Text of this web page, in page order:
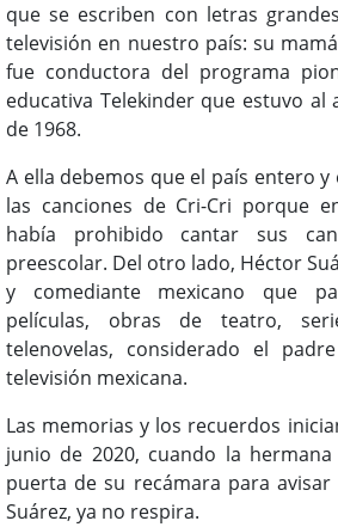
que se escriben con letras
televisión en nuestro país: su
fue conductora del programa
educativa Telekinder que estuvo al
de 1968.
A ella debemos que el país entero
las canciones de Cri-Cri porque
había prohibido cantar sus
preescolar. Del otro lado, Héctor
y comediante mexicano que
películas, obras de teatro,
telenovelas, considerado el
televisión mexicana.
Las memorias y los recuerdos
junio de 2020, cuando la
puerta de su recámara para
Suárez, ya no respira.